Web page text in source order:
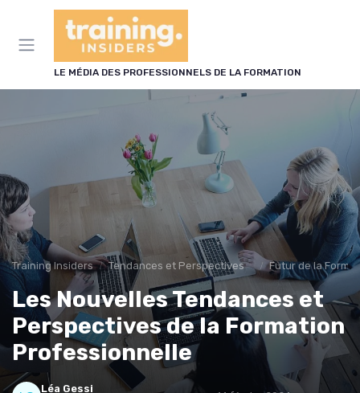
LE MÉDIA DES PROFESSIONNELS DE LA FORMATION
Training Insiders Tendances et Perspectives dans la formation professionnelles Futur de la
Les Nouvelles Tendances et
Perspectives de la Formation
Professionnelle
Léa Gessi
Panneau de gestion des cookies